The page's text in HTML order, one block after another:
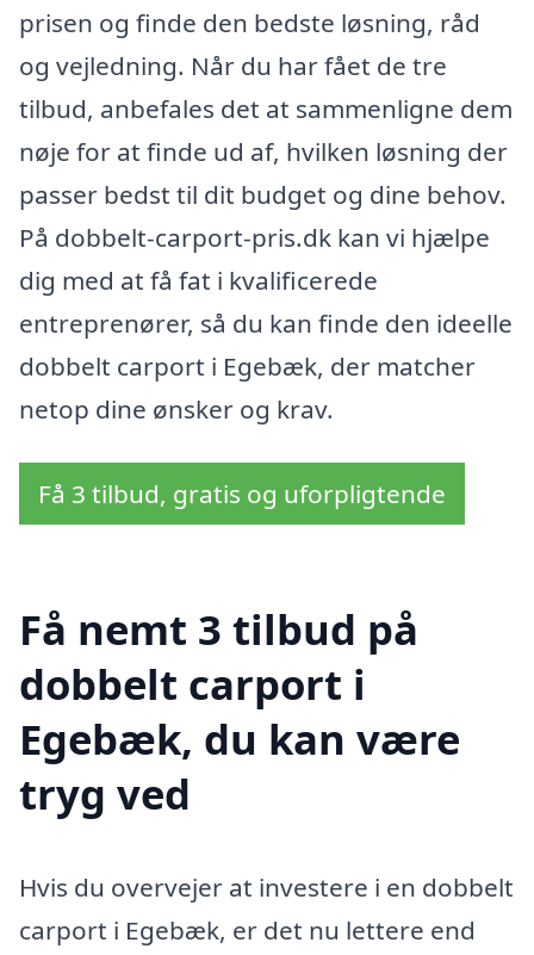
prisen og finde den bedste løsning, råd
og vejledning. Når du har fået de tre
tilbud, anbefales det at sammenligne dem
nøje for at finde ud af, hvilken løsning der
passer bedst til dit budget og dine behov.
På dobbelt-carport-pris.dk kan vi hjælpe
dig med at få fat i kvalificerede
entreprenører, så du kan finde den ideelle
dobbelt carport i Egebæk, der matcher
netop dine ønsker og krav.
Få 3 tilbud, gratis og uforpligtende
Få nemt 3 tilbud på
dobbelt carport i
Egebæk, du kan være
tryg ved
Hvis du overvejer at investere i en dobbelt
carport i Egebæk, er det nu lettere end